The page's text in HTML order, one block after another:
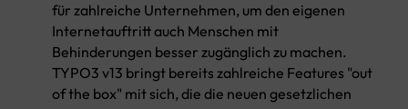
für zahlreiche Unternehmen, um den eigenen
Internetauftritt auch Menschen mit
Behinderungen besser zugänglich zu machen.
TYPO3 v13 bringt bereits zahlreiche Features "out
of the box" mit sich, die die neuen gesetzlichen